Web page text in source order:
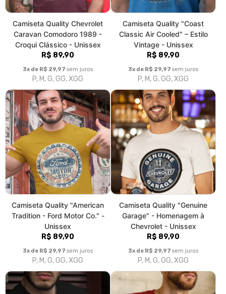
Camiseta Quality "American
Tradition - Ford Motor Co." -
Unissex
R$ 89,90
3x de R$ 29,97sem juros
P, M, G, GG, XGG
Camiseta Quality "Genuine
Garage" - Homenagem à
Chevrolet - Unissex
R$ 89,90
3x de R$ 29,97
P, M, G, GG, XGG
Camiseta Quality "Ford Motor
Company Detroit" - Unissex
Camiseta Quality "Chevy
Truck Garage" – Unissex